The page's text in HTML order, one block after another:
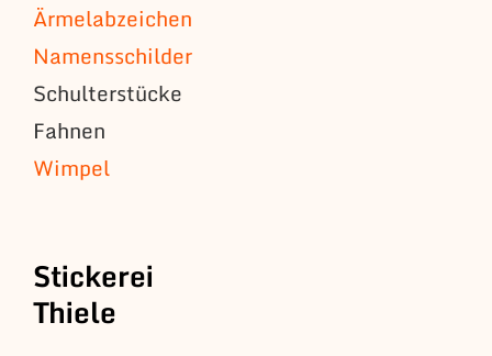
Ärmelabzeichen
Namensschilder
Schulterstücke
Fahnen
Wimpel
Stickerei
Thiele